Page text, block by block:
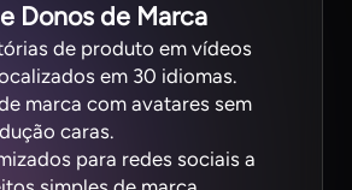
Donos de Marca
de produto em vídeos
em 30 idiomas.
marca com avatares sem
caras.
para redes sociais a